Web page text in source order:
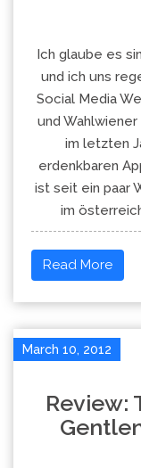
Ich glaube es
und ich uns
Social Media
und
im letzten
erdenkbaren
ist seit ein paar
im
Read More
March 10, 2012
Review: